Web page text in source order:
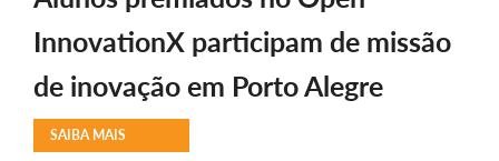
InnovationX participam de missão
de inovação em Porto Alegre
SAIBA MAIS